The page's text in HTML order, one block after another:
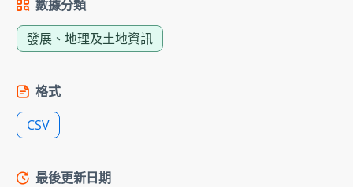
數據分類
發展、地理及土地資訊
格式
CSV
最後更新日期